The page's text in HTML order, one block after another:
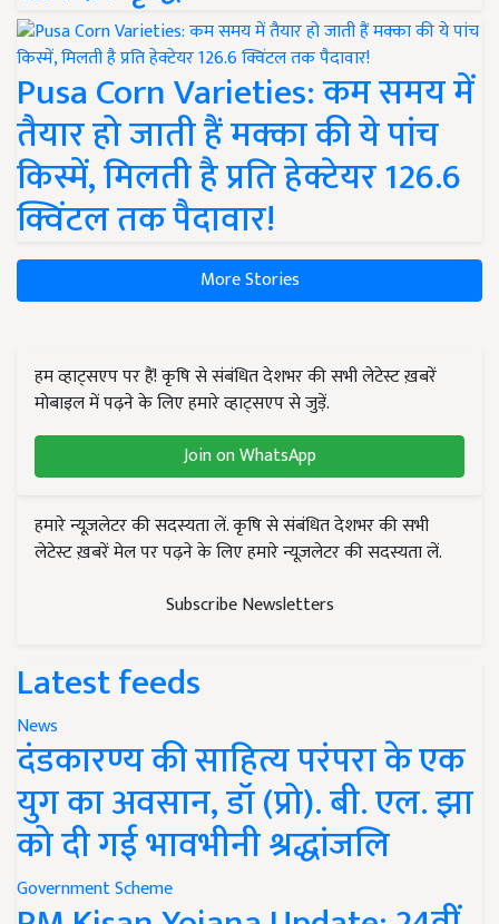
Pusa Corn Varieties: कम समय में
तैयार हो जाती हैं मक्का की ये पांच
किस्में, मिलती है प्रति हेक्टेयर 126.6
क्विंटल तक पैदावार!
More Stories
हम व्हाट्सएप पर हैं! कृषि से संबंधित देशभर की सभी लेटेस्ट ख़बरें
मोबाइल में पढ़ने के लिए हमारे व्हाट्सएप से जुड़ें.
Join on WhatsApp
हमारे न्यूज़लेटर की सदस्यता लें. कृषि से संबंधित देशभर की सभी
लेटेस्ट ख़बरें मेल पर पढ़ने के लिए हमारे न्यूज़लेटर की सदस्यता लें.
Subscribe Newsletters
Latest feeds
News
दंडकारण्य की साहित्य परंपरा के एक
युग का अवसान, डॉ (प्रो). बी. एल. झा
को दी गई भावभीनी श्रद्धांजलि
Government Scheme